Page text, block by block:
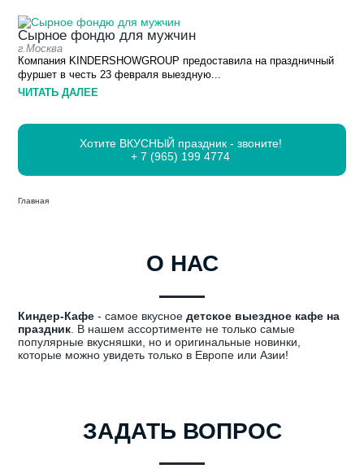
Сырное фондю для мужчин
г.Москва
Компания KINDERSHOWGROUP предоставила на праздничный
фуршет в честь 23 февраля выездную...
ЧИТАТЬ ДАЛЕЕ
Хотите ВКУСНЫЙ праздник - звоните!
+ 7 (965) 199 4774
Главная
О НАС
Киндер-Кафе- самое вкусное детское выездное кафе на
праздник . В нашем ассортименте не только самые
популярные вкусняшки, но и оригинальные новинки,
которые можно увидеть только в Европе или Азии!
ЗАДАТЬ ВОПРОС